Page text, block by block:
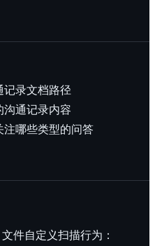
记录文档路径
沟通记录内容
注哪些类型的问答
文件自定义扫描行为：